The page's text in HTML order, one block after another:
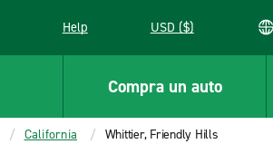
Help USD ($)
Compra un auto
California Whittier, Friendly Hills